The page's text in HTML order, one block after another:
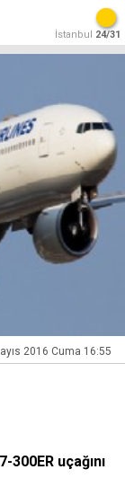
İstanbul 24/31
2016 Cuma 16:55
uçağını